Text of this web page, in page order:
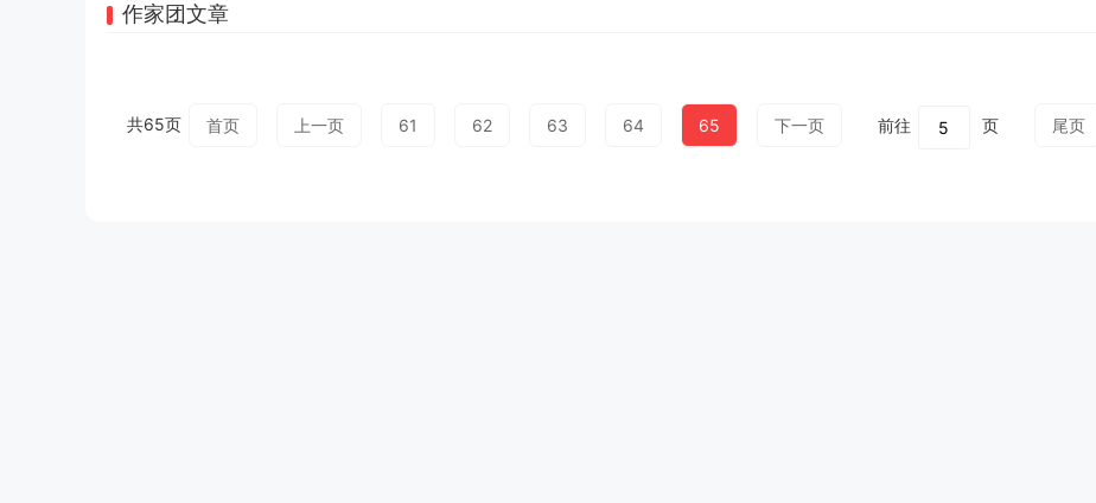
作家团文章
共65页 首页 上一页 61 62 63 64 65 下一页 前往 页 尾页